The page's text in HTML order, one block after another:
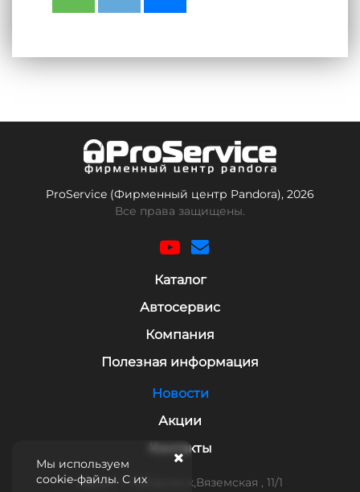
ProService (Фирменный центр Pandora), 2026
Все права защищены.
Каталог
Автосервис
Компания
Полезная информация
Новости
Акции
Контакты
Адрес: г. Хабаровск,Вяземская , 11/1
Мы используем
cookie-файлы. С их